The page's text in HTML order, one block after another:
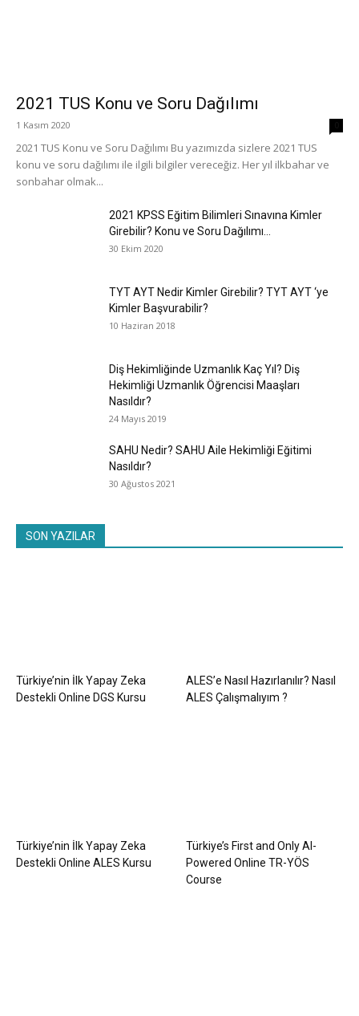
2021 TUS Konu ve Soru Dağılımı
1 Kasım 2020
2021 TUS Konu ve Soru Dağılımı Bu yazımızda sizlere 2021 TUS
konu ve soru dağılımı ile ilgili bilgiler vereceğiz. Her yıl ilkbahar ve
sonbahar olmak...
2021 KPSS Eğitim Bilimleri Sınavına Kimler
Girebilir? Konu ve Soru Dağılımı...
30 Ekim 2020
TYT AYT Nedir Kimler Girebilir? TYT AYT ‘ye
Kimler Başvurabilir?
10 Haziran 2018
Diş Hekimliğinde Uzmanlık Kaç Yıl? Diş
Hekimliği Uzmanlık Öğrencisi Maaşları
Nasıldır?
24 Mayıs 2019
SAHU Nedir? SAHU Aile Hekimliği Eğitimi
Nasıldır?
30 Ağustos 2021
SON YAZILAR
Türkiye’nin İlk Yapay Zeka
Destekli Online DGS Kursu
ALES’e Nasıl Hazırlanılır? Nasıl
ALES Çalışmalıyım ?
Türkiye’nin İlk Yapay Zeka
Destekli Online ALES Kursu
Türkiye’s First and Only AI-
Powered Online TR-YÖS
Course